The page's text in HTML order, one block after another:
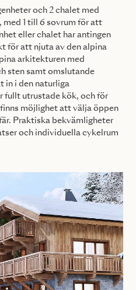
och 2 chalet med
1 till 6 sovrum för att
eller chalet har antingen
för att njuta av den alpina
arkitekturen med
sten samt omslutande
in i den naturliga
fullt utrustade kök, och för
möjlighet att välja öppen
Praktiska bekvämligheter
och individuella cykelrum